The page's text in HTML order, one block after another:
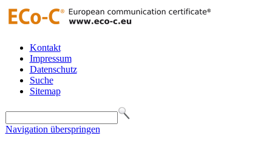
Kontakt
Impressum
Datenschutz
Suche
Sitemap
Navigation überspringen